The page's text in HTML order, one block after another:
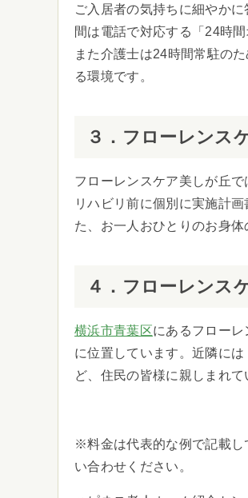
ご入居者の気持ちに細やか
間は電話で対応する「24時
また介護士は24時間常駐の
る環境です。
３．フローレンス
フローレンスケア美しが丘
リハビリ前に個別に実施計
た、お一人おひとりのお身
４．フローレンス
横浜市青葉区にあるフロー
に位置しています。近隣に
ど、住民の皆様に親しまれて
※料金は代表的な例で記載し
い合わせください。